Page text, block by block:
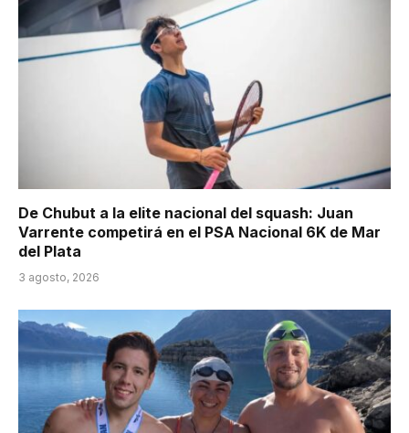
De Chubut a la elite nacional del squash: Juan
Varrente competirá en el PSA Nacional 6K de Mar
del Plata
3 agosto, 2026